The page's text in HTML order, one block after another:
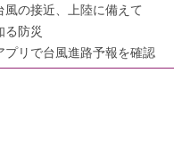
風の接近、上陸に備えて
る防災
プリで台風進路予報を確認